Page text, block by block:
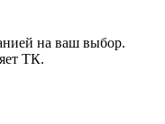
на ваш выбор.
ТК.